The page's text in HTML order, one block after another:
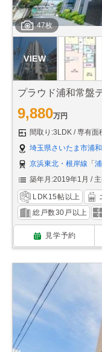
47枚
プラウド浦和常盤
9,880万円
間取り:3LDK
専有面
埼玉県さいたま市浦
京浜東北・根岸線 「
築年月:2019年1月
LDK15帖以上
総戸数30戸以上
見学予約